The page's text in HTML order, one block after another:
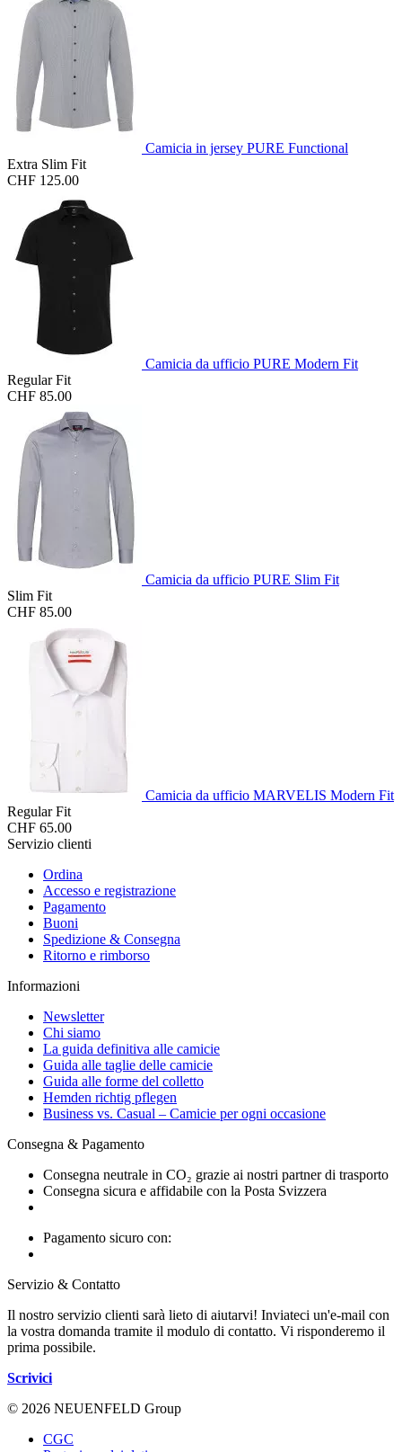
Camicia in jersey PURE Functional
Extra Slim Fit
CHF 125.00
Camicia da ufficio PURE Modern Fit
Regular Fit
CHF 85.00
Camicia da ufficio PURE Slim Fit
Slim Fit
CHF 85.00
Camicia da ufficio MARVELIS Modern Fit
Regular Fit
CHF 65.00
Servizio clienti
Ordina
Accesso e registrazione
Pagamento
Buoni
Spedizione & Consegna
Ritorno e rimborso
Informazioni
Newsletter
Chi siamo
La guida definitiva alle camicie
Guida alle taglie delle camicie
Guida alle forme del colletto
Hemden richtig pflegen
Business vs. Casual – Camicie per ogni occasione
Consegna & Pagamento
Consegna neutrale in CO₂ grazie ai nostri partner di trasporto
Consegna sicura e affidabile con la Posta Svizzera
Pagamento sicuro con:
Servizio & Contatto
Il nostro servizio clienti sarà lieto di aiutarvi! Inviateci un'e-mail con
la vostra domanda tramite il modulo di contatto. Vi risponderemo il
prima possibile.
Scrivici
© 2026 NEUENFELD Group
CGC